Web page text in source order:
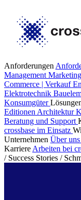
Anforderungen
Management Marketing
Commerce | Verkauf
Elektrotechnik
Konsumgüter
Editionen Architektur
Beratung und Support
crossbase im Einsatz
Unternehmen Über uns
Karriere Arbeiten bei
/ Success Stories /